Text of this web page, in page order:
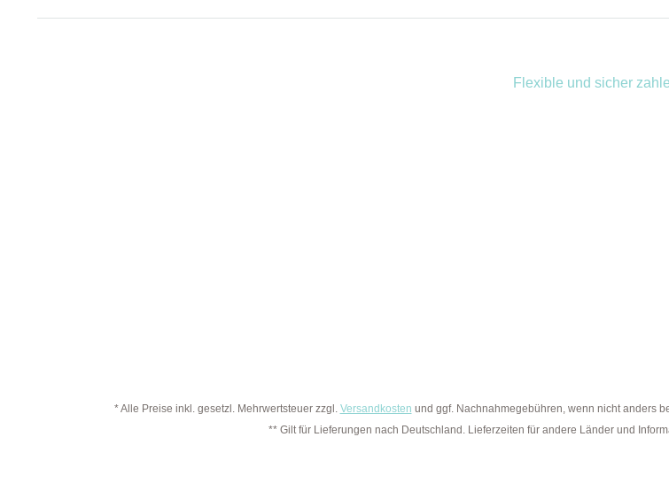
Flexible und sicher
* Alle Preise inkl. gesetzl. Mehrwertsteuer zzgl. Versandkosten und ggf. Nachnahmegebühren, wenn nicht anders
** Gilt für Lieferungen nach Deutschland. Lieferzeiten für andere Länder und